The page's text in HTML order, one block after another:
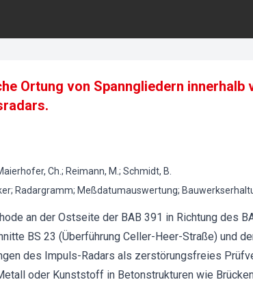
Ortung von Spanngliedern innerhalb
Ch.; Reimann, M.; Schmidt, B.
Radargramm; Meßdatumauswertung;
an der Ostseite der BAB 391 in Richtung des
BS 23 (Überführung Celler-Heer-Straße) und
des Impuls-Radars als zerstörungsfreies
oder Kunststoff in Betonstrukturen wie